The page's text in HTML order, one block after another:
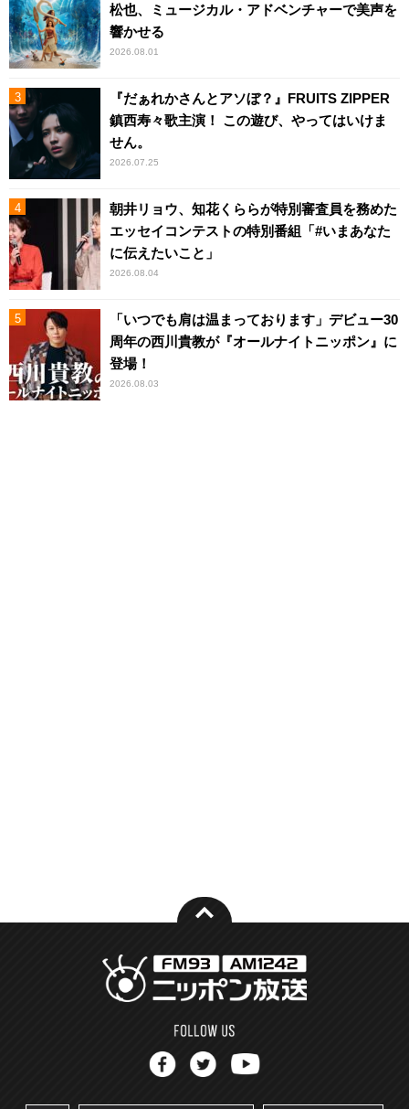
松也、ミュージカル・アドベンチャーで美声を
響かせる
2026.08.01
『だぁれかさんとアソぼ？』FRUITS ZIPPER
鎮西寿々歌主演！ この遊び、やってはいけま
せん。
2026.07.25
朝井リョウ、知花くららが特別審査員を務めた
エッセイコンテストの特別番組「#いまあなた
に伝えたいこと」
2026.08.04
「いつでも肩は温まっております」デビュー30
周年の西川貴教が『オールナイトニッポン』に
登場！
2026.08.03